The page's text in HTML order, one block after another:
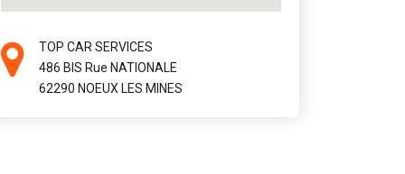
TOP CAR SERVICES
486 BIS Rue NATIONALE
62290 NOEUX LES MINES